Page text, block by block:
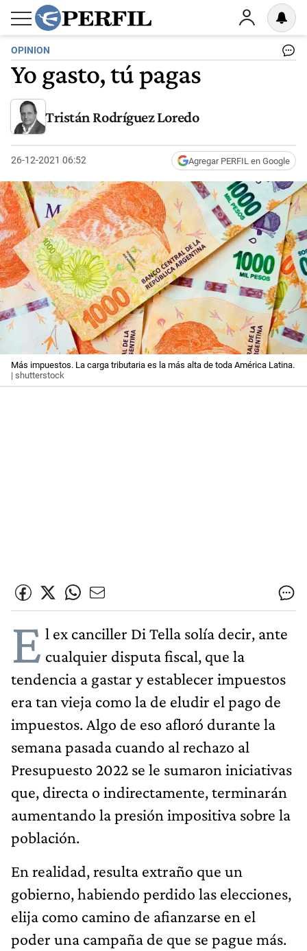
OPINION
Yo gasto, tú pagas
Tristán Rodríguez Loredo
26-12-2021 06:52 Agregar PERFIL en Google
Más impuestos. La carga tributaria es la más alta de toda América Latina.
| shutterstock
E l ex canciller Di Tella solía decir, ante
cualquier disputa fiscal, que la
tendencia a gastar y establecer impuestos
era tan vieja como la de eludir el pago de
impuestos. Algo de eso afloró durante la
semana pasada cuando al rechazo al
Presupuesto 2022 se le sumaron iniciativas
que, directa o indirectamente, terminarán
aumentando la presión impositiva sobre la
población.
En realidad, resulta extraño que un
gobierno, habiendo perdido las elecciones,
elija como camino de afianzarse en el
poder una campaña de que se pague más.